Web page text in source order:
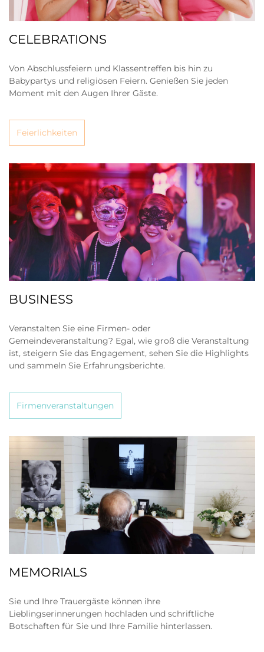
CELEBRATIONS
Von Abschlussfeiern und Klassentreffen bis hin zu
Babypartys und religiösen Feiern. Genießen Sie jeden
Moment mit den Augen Ihrer Gäste.
Feierlichkeiten
BUSINESS
Veranstalten Sie eine Firmen- oder
Gemeindeveranstaltung? Egal, wie groß die Veranstaltung
ist, steigern Sie das Engagement, sehen Sie die Highlights
und sammeln Sie Erfahrungsberichte.
Firmenveranstaltungen
MEMORIALS
Sie und Ihre Trauergäste können ihre
Lieblingserinnerungen hochladen und schriftliche
Botschaften für Sie und Ihre Familie hinterlassen.